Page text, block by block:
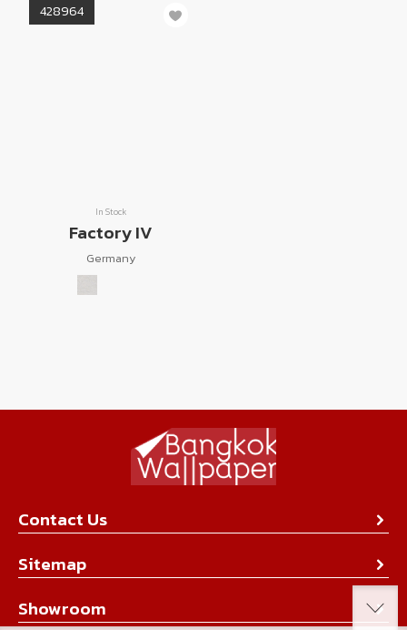
428964
In Stock
Factory IV
Germany
Contact Us
About Us
Contact Us
Achievement
Sitemap
Collection
Showroom